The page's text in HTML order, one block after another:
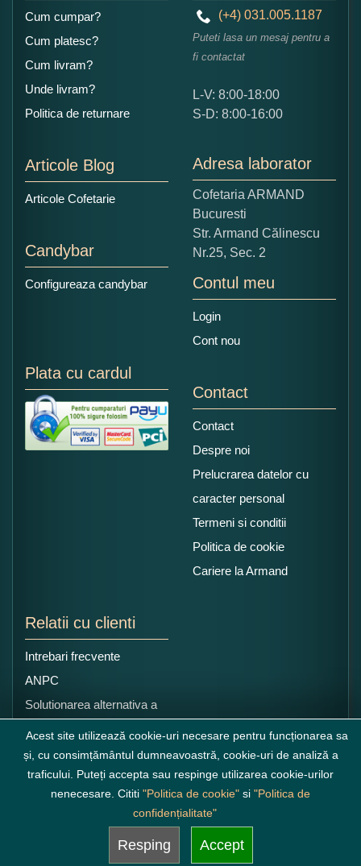
Cum cumpar?
Cum platesc?
Cum livram?
Unde livram?
Politica de returnare
Articole Blog
Articole Cofetarie
Candybar
Configureaza candybar
(+4) 031.005.1187
Puteti lasa un mesaj pentru a
fi contactat
L-V: 8:00-18:00
S-D: 8:00-16:00
Adresa laborator
Cofetaria ARMAND
Bucuresti
Str. Armand Călinescu
Nr.25, Sec. 2
Contul meu
Login
Cont nou
Plata cu cardul
Contact
Contact
Despre noi
Prelucrarea datelor cu
caracter personal
Termeni si conditii
Politica de cookie
Cariere la Armand
Relatii cu clienti
Intrebari frecvente
ANPC
Solutionarea alternativa a
litigiilor
Acest site utilizează cookie-uri necesare pentru funcționarea sa
și, cu consimțământul dumneavoastră, cookie-uri de analiză a
traficului. Puteți accepta sau respinge utilizarea cookie-urilor
nenecesare. Cititi "Politica de cookie" si "Politica de
confidențialitate"
Resping Accept